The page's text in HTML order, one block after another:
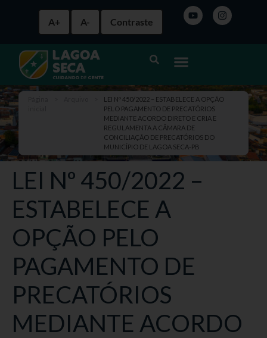
A+ A- Contraste
LEI Nº 450/2022 – ESTABELECE A OPÇÃO
PELO PAGAMENTO DE PRECATÓRIOS
MEDIANTE ACORDO DIRETO E CRIA E
REGULAMENTA A CÂMARA DE
CONCILIAÇÃO DE PRECATÓRIOS DO
MUNICÍPIO DE LAGOA SECA-PB
LEI Nº 450/2022 –
ESTABELECE A
OPÇÃO PELO
PAGAMENTO DE
PRECATÓRIOS
MEDIANTE ACORDO